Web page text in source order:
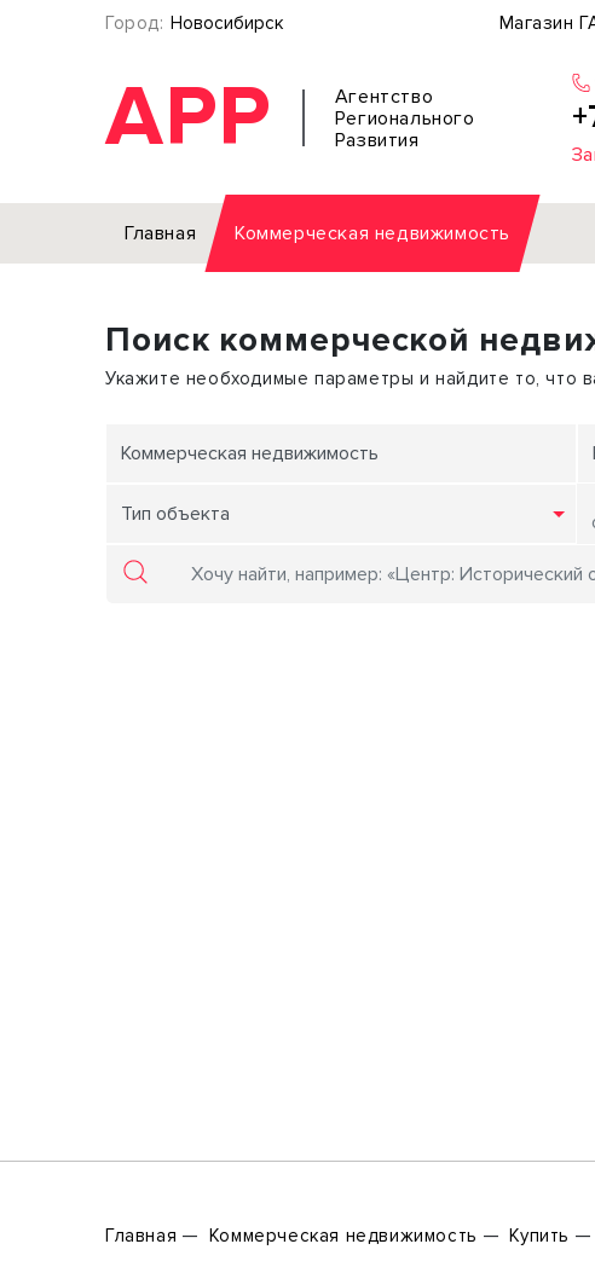
Город: Новосибирск Магазин
АРР
Агентство
Регионального
Развития
Главная Коммерческая недвижимость
Офис
Торговое помещение
Склад
Земельный
Отдельное
Бизнес-
Поиск коммерческой
Укажите необходимые параметры и найдите то, что
Коммерческая недвижимость
Тип объекта
Главная Коммерческая недвижимость Купить